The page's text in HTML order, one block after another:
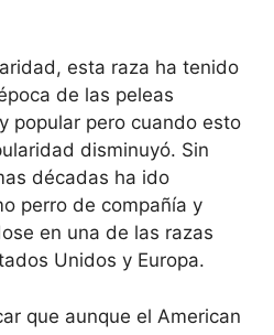
esta raza ha tenido
de las peleas
popular pero cuando esto
disminuyó. Sin
décadas ha ido
perro de compañía y
en una de las razas
Unidos y Europa.
que aunque el American